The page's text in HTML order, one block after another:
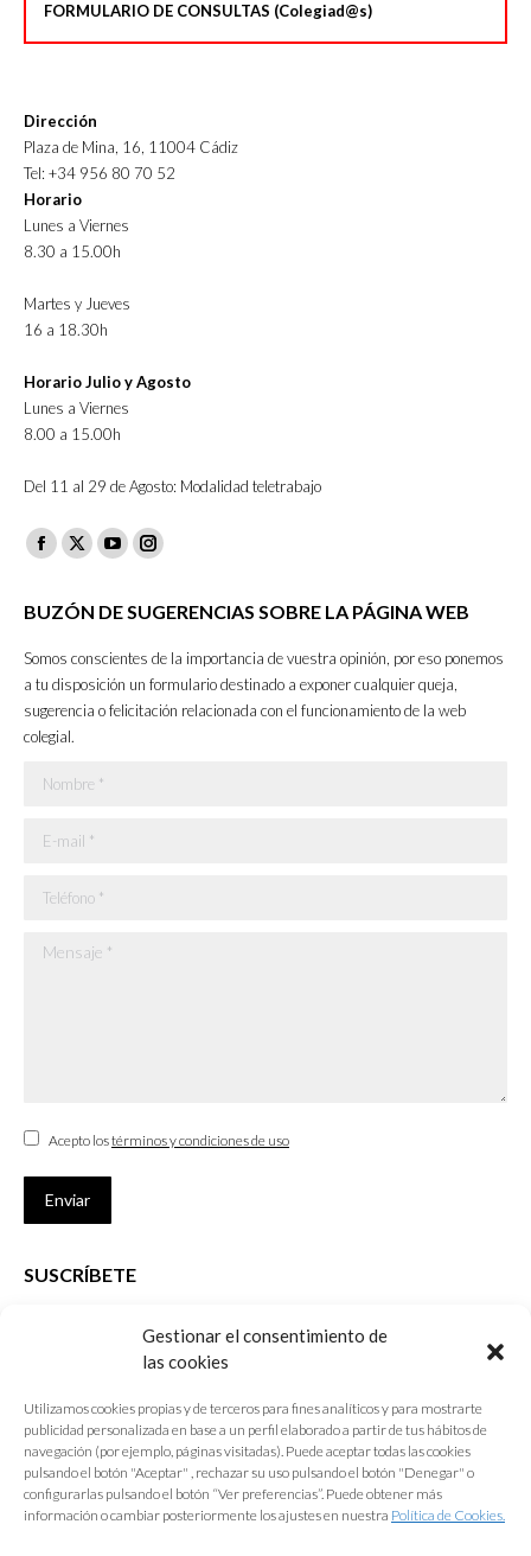
Gestionar el consentimiento de
las cookies
Utilizamos cookies propias y de terceros para fines analíticos y para mostrarte
publicidad personalizada en base a un perfil elaborado a partir de tus hábitos de
navegación (por ejemplo, páginas visitadas). Puede aceptar todas las cookies
pulsando el botón "Aceptar" , rechazar su uso pulsando el botón "Denegar" o
configurarlas pulsando el botón “Ver preferencias”. Puede obtener más
información o cambiar posteriormente los ajustes en nuestra Política de Cookies.
FORMULARIO DE CONSULTAS (Colegiad@s)
Dirección
Plaza de Mina, 16, 11004 Cádiz
Tel: +34 956 80 70 52
Horario
Lunes a Viernes
8.30 a 15.00h
Martes y Jueves
16 a 18.30h
Horario Julio y Agosto
Lunes a Viernes
8.00 a 15.00h
Del 11 al 29 de Agosto: Modalidad teletrabajo
Facebook
opens
new
window
X
opens
new
window
YouTube
opens
new
window
Instagram
opens
in
new
window
BUZÓN DE SUGERENCIAS SOBRE LA PÁGINA WEB
Somos conscientes de la importancia de vuestra opinión, por eso ponemos
a tu disposición un formulario destinado a exponer cualquier queja,
sugerencia o felicitación relacionada con el funcionamiento de la web
colegial.
Nombre *
E-mail *
Teléfono *
Mensaje *
Acepto lostérminos y condiciones de uso
Enviar
SUSCRÍBETE
que desarrolla el Colegio de Arquitectos de Cádiz
E-mail *
Acepto lostérminos y condiciones de uso